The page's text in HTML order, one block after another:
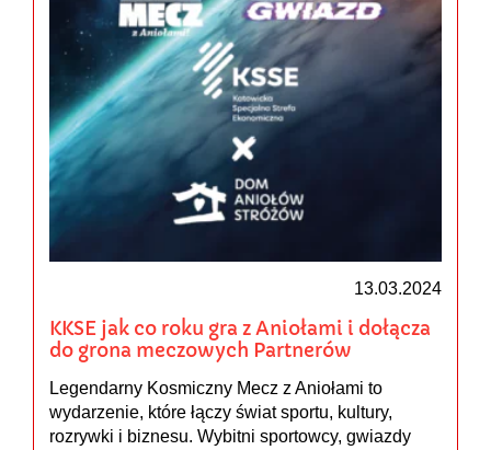
13.03.2024
KKSE jak co roku gra z Aniołami i dołącza
do grona meczowych Partnerów
Legendarny Kosmiczny Mecz z Aniołami to
wydarzenie, które łączy świat sportu, kultury,
rozrywki i biznesu. Wybitni sportowcy, gwiazdy